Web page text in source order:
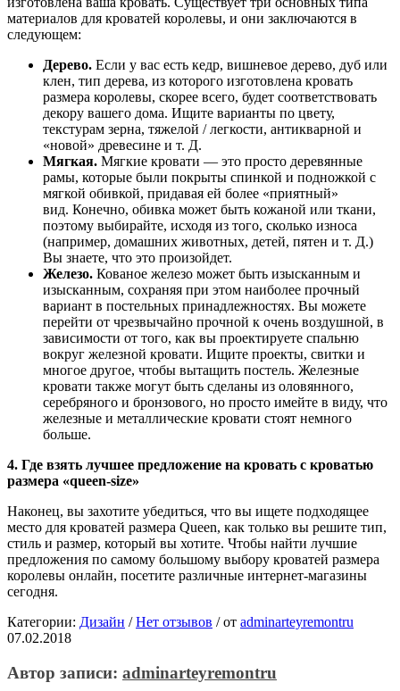
материалов для кроватей королевы, и они заключаются в
следующем:
Дерево. Если у вас есть кедр, вишневое дерево, дуб или
клен, тип дерева, из которого изготовлена ​​кровать
размера королевы, скорее всего, будет соответствовать
декору вашего дома. Ищите варианты по цвету,
текстурам зерна, тяжелой / легкости, антикварной и
«новой» древесине и т. Д.
Мягкая. Мягкие кровати — это просто деревянные
рамы, которые были покрыты спинкой и подножкой с
мягкой обивкой, придавая ей более «приятный»
вид. Конечно, обивка может быть кожаной или ткани,
поэтому выбирайте, исходя из того, сколько износа
(например, домашних животных, детей, пятен и т. Д.)
Вы знаете, что это произойдет.
Железо. Кованое железо может быть изысканным и
изысканным, сохраняя при этом наиболее прочный
вариант в постельных принадлежностях. Вы можете
перейти от чрезвычайно прочной к очень воздушной, в
зависимости от того, как вы проектируете спальню
вокруг железной кровати. Ищите проекты, свитки и
многое другое, чтобы вытащить постель. Железные
кровати также могут быть сделаны из оловянного,
серебряного и бронзового, но просто имейте в виду, что
железные и металлические кровати стоят немного
больше.
4. Где взять лучшее предложение на кровать с кроватью
размера «queen-size»
Наконец, вы захотите убедиться, что вы ищете подходящее
место для кроватей размера Queen, как только вы решите тип,
стиль и размер, который вы хотите. Чтобы найти лучшие
предложения по самому большому выбору кроватей размера
королевы онлайн, посетите различные интернет-магазины
сегодня.
Категории: Дизайн / Нет отзывов /от adminarteyremontru
07.02.2018
Автор записи: adminarteyremontru